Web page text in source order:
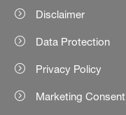
Disclaimer
Data Protection
Privacy Policy
Marketing Consent